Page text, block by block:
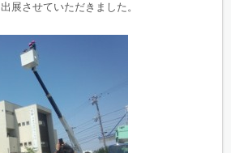
展させていただきました。